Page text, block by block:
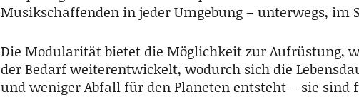
Musikschaffenden in jeder Umgebung – unterwegs, im
Die Modularität bietet die Möglichkeit zur Aufrüstung,
der Bedarf weiterentwickelt, wodurch sich die
und weniger Abfall für den Planeten entsteht – sie